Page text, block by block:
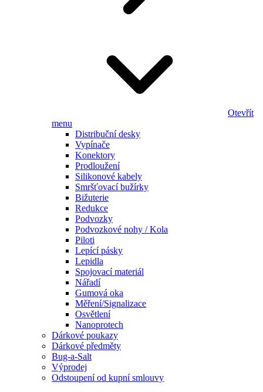
Otevřít
menu
Distribuční desky
Vypínače
Konektory
Prodloužení
Silikonové kabely
Smršťovací bužírky
Bižuterie
Redukce
Podvozky
Podvozkové nohy / Kola
Piloti
Lepící pásky
Lepidla
Spojovací materiál
Nářadí
Gumová oka
Měření/Signalizace
Osvětlení
Nanoprotech
Dárkové poukazy
Dárkové předměty
Bug-a-Salt
Výprodej
Odstoupení od kupní smlouvy